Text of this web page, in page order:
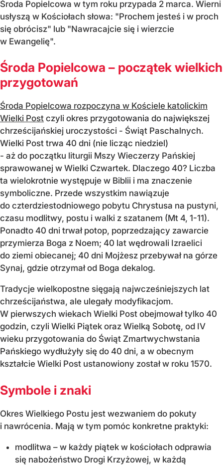
Środa Popielcowa w tym roku przypada 2 marca. Wierni
usłyszą w Kościołach słowa: "Prochem jesteś i w proch
się obrócisz" lub "Nawracajcie się i wierzcie
w Ewangelię".
Środa Popielcowa – początek wielkich
przygotowań
Środa Popielcowa rozpoczyna w Kościele katolickim
Wielki Post czyli okres przygotowania do największej
chrześcijańskiej uroczystości - Świąt Paschalnych.
Wielki Post trwa 40 dni (nie licząc niedziel)
- aż do początku liturgii Mszy Wieczerzy Pańskiej
sprawowanej w Wielki Czwartek. Dlaczego 40? Liczba
ta wielokrotnie występuje w Biblii i ma znaczenie
symboliczne. Przede wszystkim nawiązuje
do czterdziestodniowego pobytu Chrystusa na pustyni,
czasu modlitwy, postu i walki z szatanem (Mt 4, 1-11).
Ponadto 40 dni trwał potop, poprzedzający zawarcie
przymierza Boga z Noem; 40 lat wędrowali Izraelici
do ziemi obiecanej; 40 dni Mojżesz przebywał na górze
Synaj, gdzie otrzymał od Boga dekalog.
Tradycje wielkopostne sięgają najwcześniejszych lat
chrześcijaństwa, ale ulegały modyfikacjom.
W pierwszych wiekach Wielki Post obejmował tylko 40
godzin, czyli Wielki Piątek oraz Wielką Sobotę, od IV
wieku przygotowania do Świąt Zmartwychwstania
Pańskiego wydłużyły się do 40 dni, a w obecnym
kształcie Wielki Post ustanowiony został w roku 1570.
Symbole i znaki
Okres Wielkiego Postu jest wezwaniem do pokuty
i nawrócenia. Mają w tym pomóc konkretne praktyki:
modlitwa – w każdy piątek w kościołach odprawia
się nabożeństwo Drogi Krzyżowej, w każdą